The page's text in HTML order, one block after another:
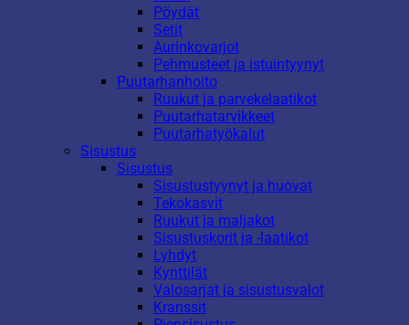
Pöydät
Setit
Aurinkovarjot
Pehmusteet ja istuintyynyt
Puutarhanhoito
Ruukut ja parvekelaatikot
Puutarhatarvikkeet
Puutarhatyökalut
Sisustus
Sisustus
Sisustustyynyt ja huovat
Tekokasvit
Ruukut ja maljakot
Sisustuskorit ja -laatikot
Lyhdyt
Kynttilät
Valosarjat ja sisustusvalot
Kranssit